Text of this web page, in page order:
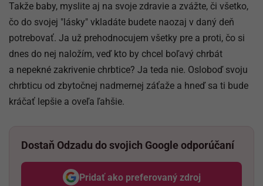
Takže baby, myslite aj na svoje zdravie a zvážte, či všetko,
čo do svojej ″lásky″ vkladáte budete naozaj v daný deň
potrebovať. Ja už prehodnocujem všetky pre a proti, čo si
dnes do nej naložím, veď kto by chcel boľavý chrbát
a nepekné zakrivenie chrbtice? Ja teda nie. Osloboď svoju
chrbticu od zbytočnej nadmernej záťaže a hneď sa ti bude
kráčať lepšie a oveľa ľahšie.
Dostaň Odzadu do svojich Google odporúčaní
Pridať ako preferovaný zdroj
Odzadu, odkaz sa otvorí v